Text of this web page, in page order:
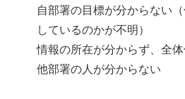
自部署の目標が分からない
しているのかが不明）
情報の所在が分からず、全
他部署の人が分からない